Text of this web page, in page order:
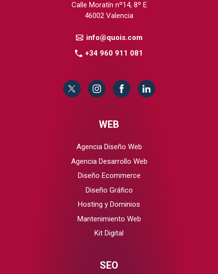
Calle Moratín nº14, 8º E
46002 Valencia
info@quois.com
+34 960 911 081
WEB
Agencia Diseño Web
Agencia Desarrollo Web
Diseño Ecommerce
Diseño Gráfico
Hosting y Dominios
Mantenimiento Web
Kit Digital
SEO